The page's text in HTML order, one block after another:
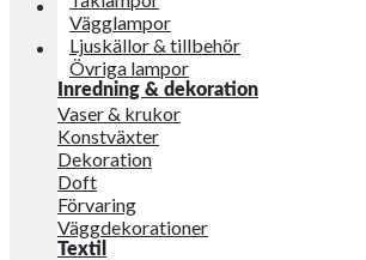
Vägglampor
Ljuskällor & tillbehör
Övriga lampor
Inredning & dekoration
Vaser & krukor
Konstväxter
Dekoration
Doft
Förvaring
Väggdekorationer
Textil